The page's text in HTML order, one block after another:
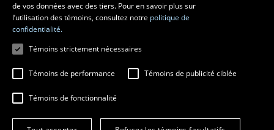
© 2026 Université Laval
Tous droits réservés
de vos données avec des tiers. Pour en savoir plus sur
l’utilisation des témoins, consultez notre politique de
confidentialité.
Témoins strictement nécessaires
Témoins de performance Témoins de publicité ciblée
Témoins de fonctionnalité